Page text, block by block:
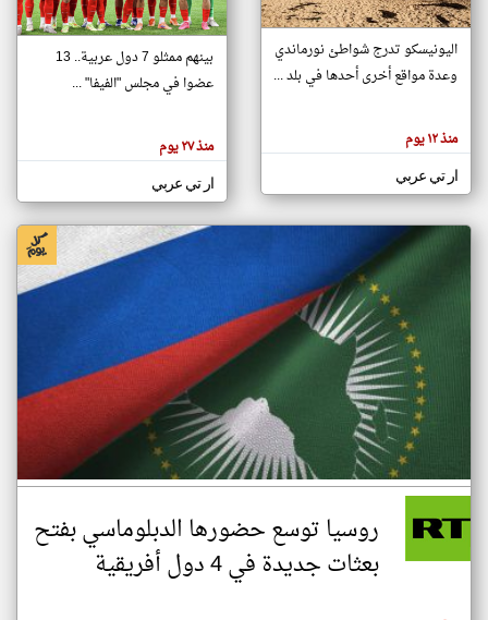
تغيير الدولة
اخبار جزر القمر على مدار الساعة
أهم اخبار جزر القمر العاجلة والمباشرة
هنا عن
وجهة
كاتبيها.
اليونيسكو تدرج شواطئ نورماندي
وعدة مواقع أخرى أحدها في بلد ...
منذ ١٢ يوم
ار تي عربي
بينهم ممثلو 7 دول عربية.. 13
عضوا في مجلس "الفيفا" ...
منذ ٢٧ يوم
ار تي عربي
روسيا توسع حضورها الدبلوماسي بفتح
بعثات جديدة في 4 دول أفريقية
klyoum.com